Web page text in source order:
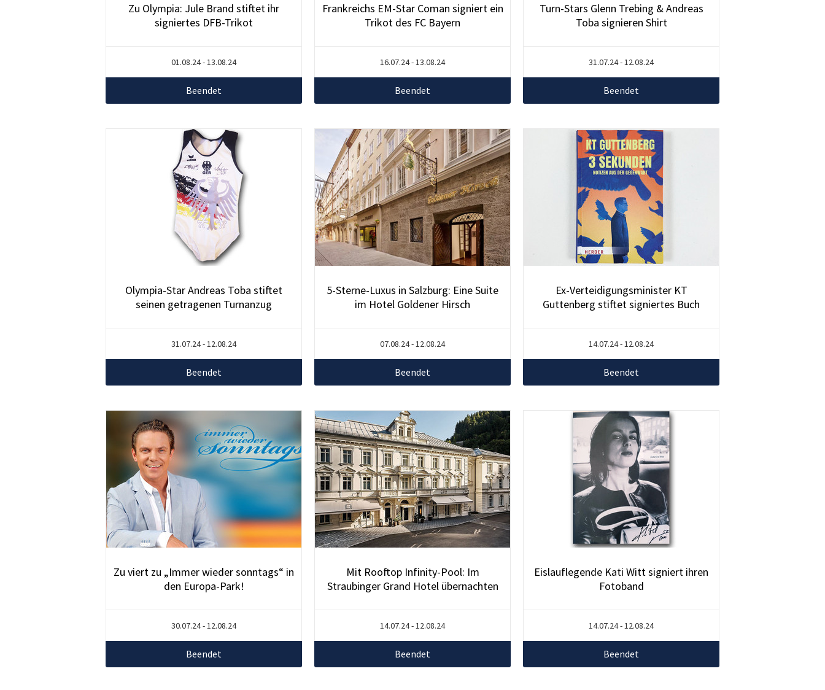
Zu Olympia: Jule Brand stiftet ihr
signiertes DFB-Trikot
01.08.24 - 13.08.24
Beendet
Frankreichs EM-Star Coman signiert ein
Trikot des FC Bayern
16.07.24 - 13.08.24
Beendet
Turn-Stars Glenn Trebing & Andreas
Toba signieren Shirt
31.07.24 - 12.08.24
Beendet
Olympia-Star Andreas Toba stiftet
seinen getragenen Turnanzug
31.07.24 - 12.08.24
Beendet
5-Sterne-Luxus in Salzburg: Eine Suite
im Hotel Goldener Hirsch
07.08.24 - 12.08.24
Beendet
Ex-Verteidigungsminister KT
Guttenberg stiftet signiertes Buch
14.07.24 - 12.08.24
Beendet
Zu viert zu „Immer wieder sonntags“ in
den Europa-Park!
30.07.24 - 12.08.24
Beendet
Mit Rooftop Infinity-Pool: Im
Straubinger Grand Hotel übernachten
14.07.24 - 12.08.24
Beendet
Eislauflegende Kati Witt signiert ihren
Fotoband
14.07.24 - 12.08.24
Beendet